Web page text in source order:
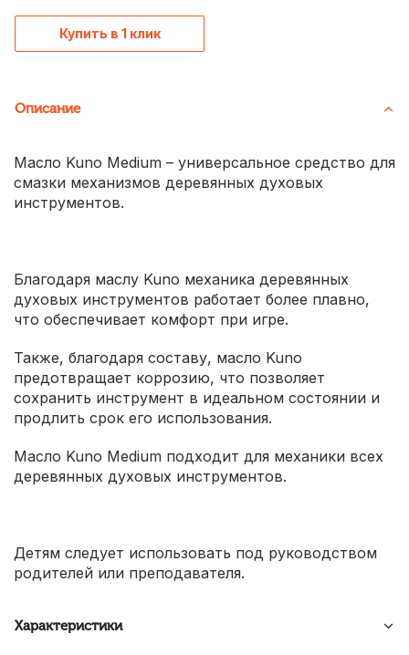
Купить в 1 клик
Описание
Масло Kuno Medium – универсальное средство для
смазки механизмов деревянных духовых
инструментов.
Благодаря маслу Kuno механика деревянных
духовых инструментов работает более плавно,
что обеспечивает комфорт при игре.
Также, благодаря составу, масло Kuno
предотвращает коррозию, что позволяет
сохранить инструмент в идеальном состоянии и
продлить срок его использования.
Масло Kuno Medium подходит для механики всех
деревянных духовых инструментов.
Детям следует использовать под руководством
родителей или преподавателя.
Характеристики